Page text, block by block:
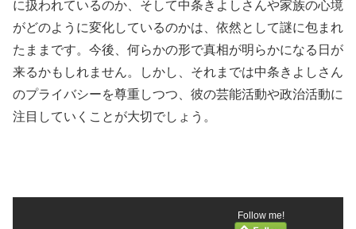
に扱われているのか、そして中条きよしさんや家族の心境
がどのように変化しているのかは、依然として謎に包まれ
たままです。今後、何らかの形で真相が明らかになる日が
来るかもしれません。しかし、それまでは中条きよしさん
のプライバシーを尊重しつつ、彼の芸能活動や政治活動に
注目していくことが大切でしょう。
Follow me!